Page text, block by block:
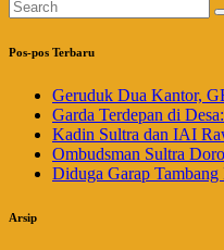
Pos-pos Terbaru
Geruduk Dua Kantor,
Garda Terdepan di
Kadin Sultra dan IAI
Ombudsman Sultra
Diduga Garap
Arsip